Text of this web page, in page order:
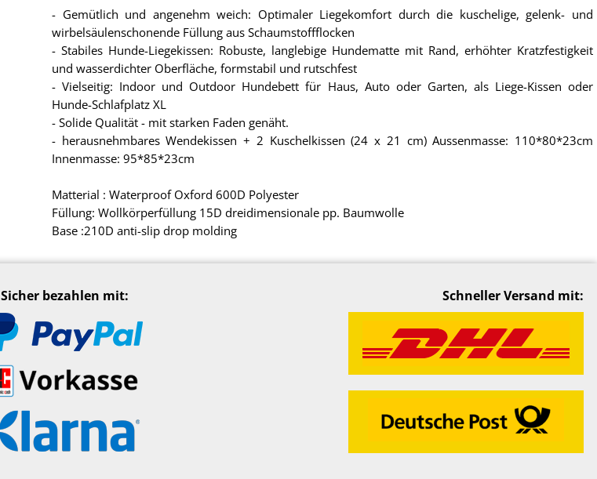
- Gemütlich und angenehm weich: Optimaler Liegekomfort durch die kuschelige, gelenk- und
wirbelsäulenschonende Füllung aus Schaumstoffflocken
- Stabiles Hunde-Liegekissen: Robuste, langlebige Hundematte mit Rand, erhöhter Kratzfestigkeit
und wasserdichter Oberfläche, formstabil und rutschfest
- Vielseitig: Indoor und Outdoor Hundebett für Haus, Auto oder Garten, als Liege-Kissen oder
Hunde-Schlafplatz XL
- Solide Qualität - mit starken Faden genäht.
- herausnehmbares Wendekissen + 2 Kuschelkissen (24 x 21 cm) Aussenmasse: 110*80*23cm
Innenmasse: 95*85*23cm
Matterial : Waterproof Oxford 600D Polyester
Füllung: Wollkörperfüllung 15D dreidimensionale pp. Baumwolle
Base :210D anti-slip drop molding
Sicher bezahlen mit: Schneller Versand mit: